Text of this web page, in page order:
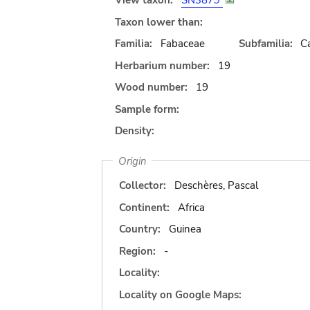
Taxon lower than:
Familia:
Fabaceae Subfamilia:
Herbarium number:
19
Wood number:
19
Sample form:
Density:
Origin
Collector:
Deschères, Pascal
Continent:
Africa
Country:
Guinea
Region:
-
Locality:
Locality on Google Maps: